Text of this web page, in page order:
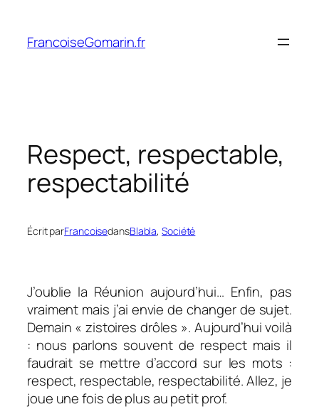
contenu
FrancoiseGomarin.fr
Respect, respectable,
respectabilité
Écrit parFrancoisedansBlabla, Société
J’oublie la Réunion aujourd’hui… Enfin, pas
vraiment mais j’ai envie de changer de sujet.
Demain « zistoires drôles ». Aujourd’hui voilà
: nous parlons souvent de respect mais il
faudrait se mettre d’accord sur les mots :
respect, respectable, respectabilité. Allez, je
joue une fois de plus au petit prof.